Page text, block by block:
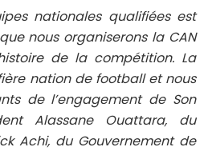
nationales qualifiées est
nous organiserons la CAN
de la compétition. La
nation de football et nous
de l’engagement de Son
Alassane Ouattara, du
Achi, du Gouvernement de